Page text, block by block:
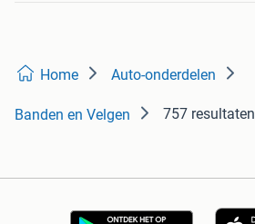
Home Auto-onderdelen
Banden en Velgen 757 resultaten